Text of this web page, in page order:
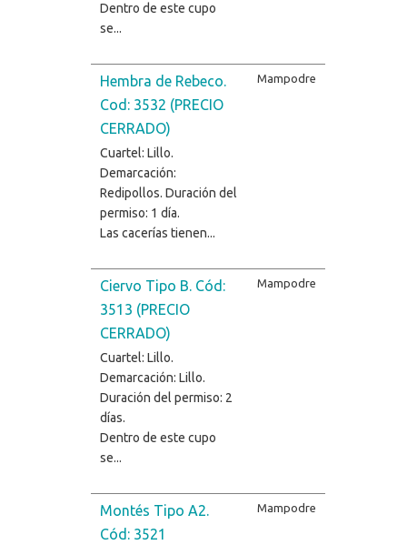
Dentro de este cupo
se...
Hembra de Rebeco.
Cod: 3532 (PRECIO
CERRADO)
Cuartel: Lillo.
Demarcación:
Redipollos. Duración del
permiso: 1 día.
Las cacerías tienen...
Mampodre
Ciervo Tipo B. Cód:
3513 (PRECIO
CERRADO)
Cuartel: Lillo.
Demarcación: Lillo.
Duración del permiso: 2
días.
Dentro de este cupo
se...
Mampodre
Montés Tipo A2.
Cód: 3521
Mampodre